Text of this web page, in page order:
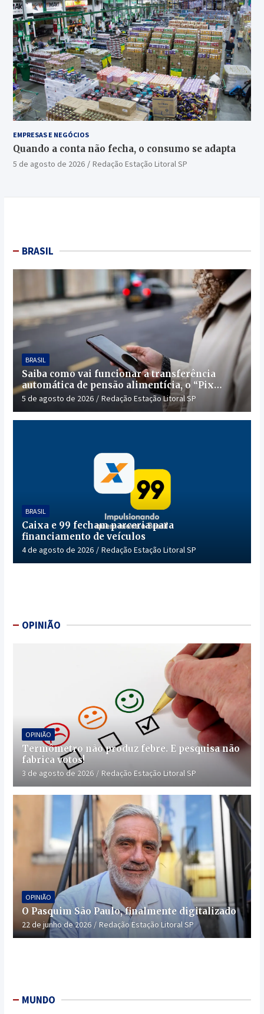
EMPRESAS E NEGÓCIOS
Quando a conta não fecha, o consumo se adapta
5 de agosto de 2026 Redação Estação Litoral SP
BRASIL
BRASIL
Saiba como vai funcionar a transferência
automática de pensão alimentícia, o “Pix
Pensão”
5 de agosto de 2026 Redação Estação Litoral SP
BRASIL
Caixa e 99 fecham parceria para
financiamento de veículos
4 de agosto de 2026 Redação Estação Litoral SP
OPINIÃO
OPINIÃO
Termômetro não produz febre. E pesquisa não
fabrica votos!
3 de agosto de 2026 Redação Estação Litoral SP
OPINIÃO
O Pasquim São Paulo, finalmente digitalizado
22 de junho de 2026 Redação Estação Litoral SP
MUNDO